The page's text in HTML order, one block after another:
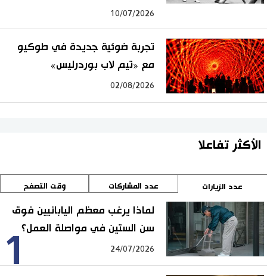
10/07/2026
تجربة ضوئية جديدة في طوكيو
مع «تيم لاب بوردرليس»
02/08/2026
الأكثر تفاعلا
عدد الزيارات عدد المشاركات وقت التصفح
1
لماذا يرغب معظم اليابانيين فوق
سن الستين في مواصلة العمل؟
24/07/2026